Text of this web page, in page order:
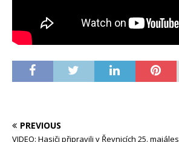
PREVIOUS
VIDEO: Hasiči připravili v Řevnicích 25. majáles